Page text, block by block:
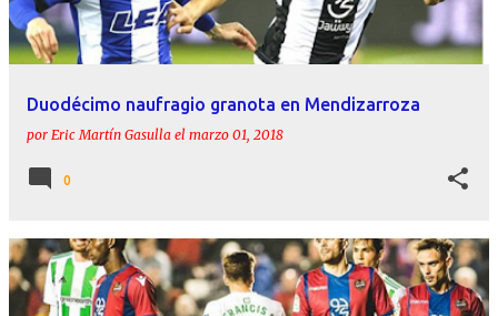
Duodécimo naufragio granota en Mendizarroza
por Eric Martín Gasulla el marzo 01, 2018
0